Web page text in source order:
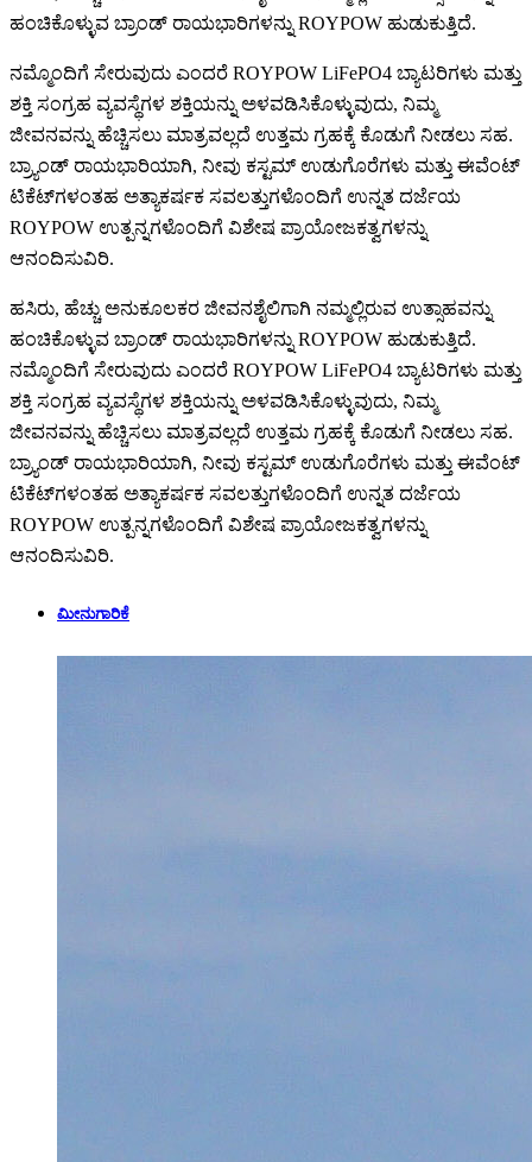
ಹಂಚಿಕೊಳ್ಳುವ ಬ್ರಾಂಡ್ ರಾಯಭಾರಿಗಳನ್ನು ROYPOW ಹುಡುಕುತ್ತಿದೆ.
ನಮ್ಮೊಂದಿಗೆ ಸೇರುವುದು ಎಂದರೆ ROYPOW LiFePO4 ಬ್ಯಾಟರಿಗಳು ಮತ್ತು
ಶಕ್ತಿ ಸಂಗ್ರಹ ವ್ಯವಸ್ಥೆಗಳ ಶಕ್ತಿಯನ್ನು ಅಳವಡಿಸಿಕೊಳ್ಳುವುದು, ನಿಮ್ಮ
ಜೀವನವನ್ನು ಹೆಚ್ಚಿಸಲು ಮಾತ್ರವಲ್ಲದೆ ಉತ್ತಮ ಗ್ರಹಕ್ಕೆ ಕೊಡುಗೆ ನೀಡಲು ಸಹ.
ಬ್ರ್ಯಾಂಡ್ ರಾಯಭಾರಿಯಾಗಿ, ನೀವು ಕಸ್ಟಮ್ ಉಡುಗೊರೆಗಳು ಮತ್ತು ಈವೆಂಟ್
ಟಿಕೆಟ್‌ಗಳಂತಹ ಅತ್ಯಾಕರ್ಷಕ ಸವಲತ್ತುಗಳೊಂದಿಗೆ ಉನ್ನತ ದರ್ಜೆಯ
ROYPOW ಉತ್ಪನ್ನಗಳೊಂದಿಗೆ ವಿಶೇಷ ಪ್ರಾಯೋಜಕತ್ವಗಳನ್ನು
ಆನಂದಿಸುವಿರಿ.
ಹಸಿರು, ಹೆಚ್ಚು ಅನುಕೂಲಕರ ಜೀವನಶೈಲಿಗಾಗಿ ನಮ್ಮಲ್ಲಿರುವ ಉತ್ಸಾಹವನ್ನು
ಹಂಚಿಕೊಳ್ಳುವ ಬ್ರಾಂಡ್ ರಾಯಭಾರಿಗಳನ್ನು ROYPOW ಹುಡುಕುತ್ತಿದೆ.
ನಮ್ಮೊಂದಿಗೆ ಸೇರುವುದು ಎಂದರೆ ROYPOW LiFePO4 ಬ್ಯಾಟರಿಗಳು ಮತ್ತು
ಶಕ್ತಿ ಸಂಗ್ರಹ ವ್ಯವಸ್ಥೆಗಳ ಶಕ್ತಿಯನ್ನು ಅಳವಡಿಸಿಕೊಳ್ಳುವುದು, ನಿಮ್ಮ
ಜೀವನವನ್ನು ಹೆಚ್ಚಿಸಲು ಮಾತ್ರವಲ್ಲದೆ ಉತ್ತಮ ಗ್ರಹಕ್ಕೆ ಕೊಡುಗೆ ನೀಡಲು ಸಹ.
ಬ್ರ್ಯಾಂಡ್ ರಾಯಭಾರಿಯಾಗಿ, ನೀವು ಕಸ್ಟಮ್ ಉಡುಗೊರೆಗಳು ಮತ್ತು ಈವೆಂಟ್
ಟಿಕೆಟ್‌ಗಳಂತಹ ಅತ್ಯಾಕರ್ಷಕ ಸವಲತ್ತುಗಳೊಂದಿಗೆ ಉನ್ನತ ದರ್ಜೆಯ
ROYPOW ಉತ್ಪನ್ನಗಳೊಂದಿಗೆ ವಿಶೇಷ ಪ್ರಾಯೋಜಕತ್ವಗಳನ್ನು
ಆನಂದಿಸುವಿರಿ.
ಮೀನುಗಾರಿಕೆ